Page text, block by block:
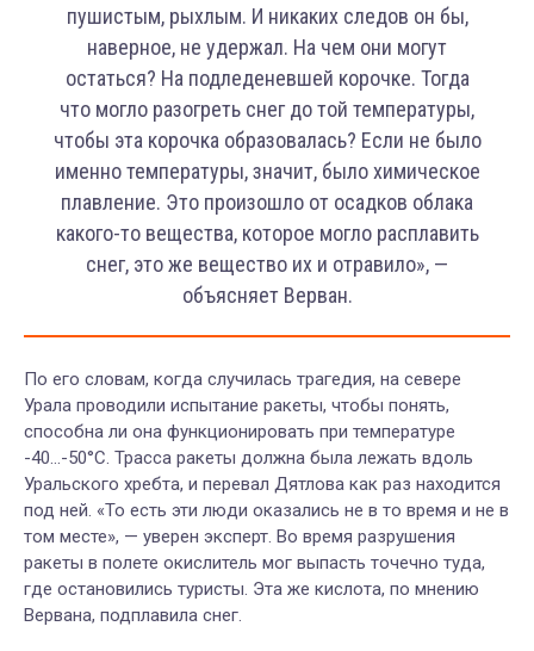
пушистым, рыхлым. И никаких следов он бы,
наверное, не удержал. На чем они могут
остаться? На подледеневшей корочке. Тогда
что могло разогреть снег до той температуры,
чтобы эта корочка образовалась? Если не было
именно температуры, значит, было химическое
плавление. Это произошло от осадков облака
какого-то вещества, которое могло расплавить
снег, это же вещество их и отравило», —
объясняет Верван.
По его словам, когда случилась трагедия, на севере
Урала проводили испытание ракеты, чтобы понять,
способна ли она функционировать при температуре
-40…-50°С. Трасса ракеты должна была лежать вдоль
Уральского хребта, и перевал Дятлова как раз находится
под ней. «То есть эти люди оказались не в то время и не в
том месте», — уверен эксперт. Во время разрушения
ракеты в полете окислитель мог выпасть точечно туда,
где остановились туристы. Эта же кислота, по мнению
Вервана, подплавила снег.